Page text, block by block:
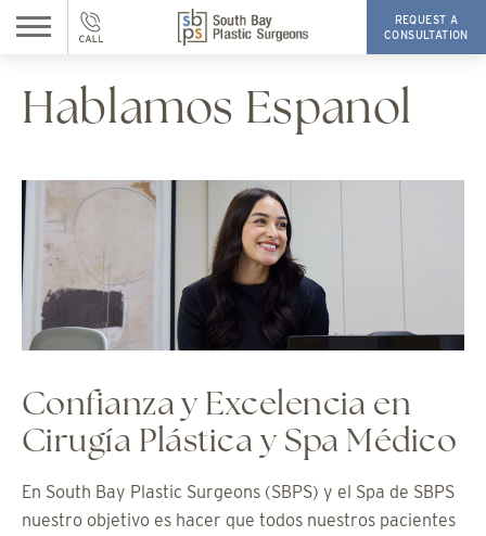
Hablamos Espanol
Confianza y Excelencia en
Cirugía Plástica y Spa Médico
En South Bay Plastic Surgeons (SBPS) y el Spa de SBPS
nuestro objetivo es hacer que todos nuestros pacientes
REQUEST A
CONSULTATION